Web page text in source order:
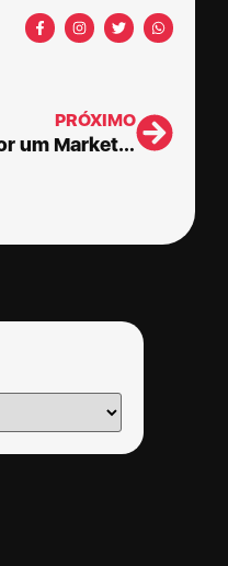
PRÓXIMO
Por um Marketing Artesanal